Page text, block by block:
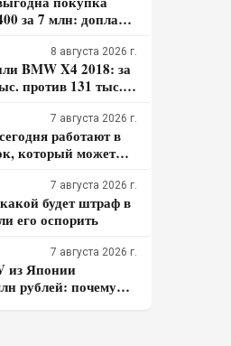
за 7 млн: доплата
8 августа 2026 г.
BMW X4 2018: за
против 131 тыс.
7 августа 2026 г.
работают в
который может
7 августа 2026 г.
будет штраф в
его оспорить
7 августа 2026 г.
из Японии
рублей: почему